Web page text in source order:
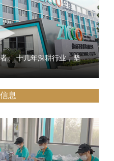
。 十几年深耕行业，坚
息